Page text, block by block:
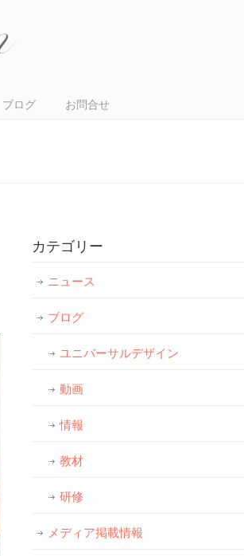
ブログ お問合せ
カテゴリー
ニュース
ブログ
ユニバーサルデザイン
動画
情報
教材
研修
メディア掲載情報